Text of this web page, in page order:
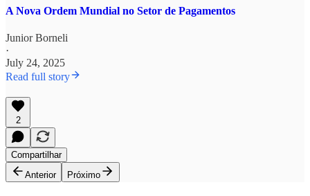
A Nova Ordem Mundial no Setor de Pagamentos
Junior Borneli
·
July 24, 2025
Read full story
2
Compartilhar
Anterior
Próximo